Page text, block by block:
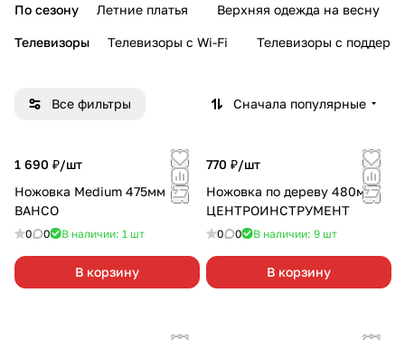
По сезону Летние платья Верхняя одежда на весну
Телевизоры Телевизоры с Wi-Fi Телевизоры с
Все фильтры Сначала популярные
1 690 ₽/шт
Ножовка Medium 475мм
BAHCO
0 0 В наличии: 1 шт
В корзину
770 ₽/шт
Ножовка по дереву 480мм
ЦЕНТРОИНСТРУМЕНТ
0 0 В наличии: 9 шт
В корзину